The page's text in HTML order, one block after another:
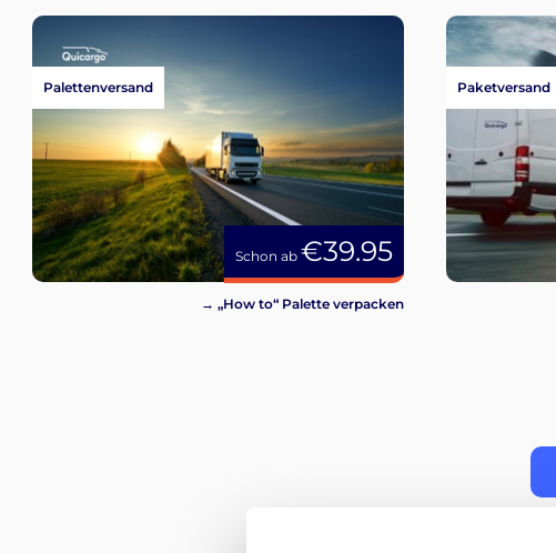
Schon ab€39.95
Palettenversand
→ „How to“ Palette verpacken
Paketversand